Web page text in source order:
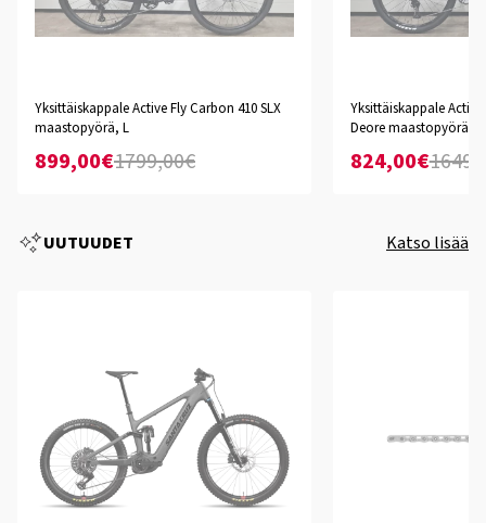
Yksittäiskappale Active Fly Carbon 410 SLX
maastopyörä, L
899,00€1799,00€
Yksittäiskappale
Deore maastopyörä, M
824,00€
UUTUUDET Katso lisää